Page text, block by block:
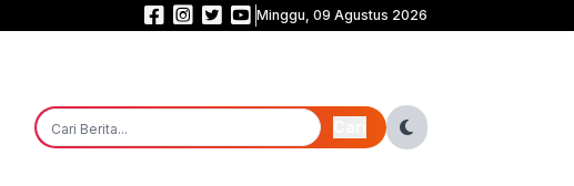
Sekolah Rakyat Diperluas, 265 Gedung Disiapkan Tampung 150 Ribu Anak
Minggu, 09 Agustus 2026